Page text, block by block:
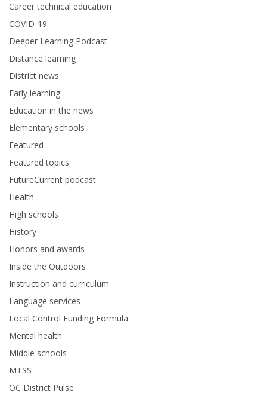
Career technical education
COVID-19
Deeper Learning Podcast
Distance learning
District news
Early learning
Education in the news
Elementary schools
Featured
Featured topics
FutureCurrent podcast
Health
High schools
History
Honors and awards
Inside the Outdoors
Instruction and curriculum
Language services
Local Control Funding Formula
Mental health
Middle schools
MTSS
OC District Pulse